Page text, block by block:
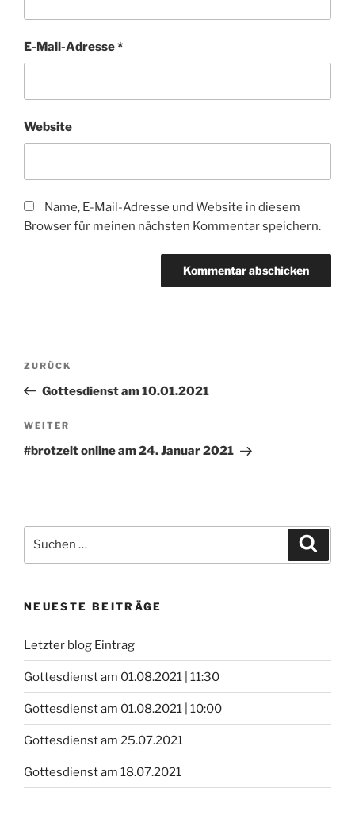
E-Mail-Adresse*
Website
Name, E-Mail-Adresse und Website in diesem
Browser für meinen nächsten Kommentar speichern.
Beitragsnavigation
Vorheriger
Beitrag
ZURÜCK
Gottesdienst am 10.01.2021
Nächster
Beitrag
WEITER
#brotzeit online am 24. Januar 2021
nach:
NEUESTE BEITRÄGE
Letzter blog Eintrag
Gottesdienst am 01.08.2021 | 11:30
Gottesdienst am 01.08.2021 | 10:00
Gottesdienst am 25.07.2021
Gottesdienst am 18.07.2021